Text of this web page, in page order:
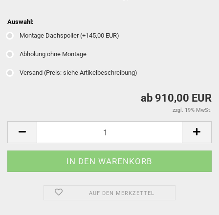
Auswahl:
Montage Dachspoiler (+145,00 EUR)
Abholung ohne Montage
Versand (Preis: siehe Artikelbeschreibung)
ab 910,00 EUR
zzgl. 19% MwSt.
AUF DEN MERKZETTEL